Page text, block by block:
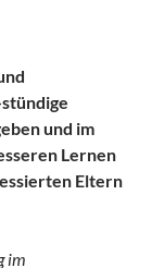
und im
Lernen
Eltern
im